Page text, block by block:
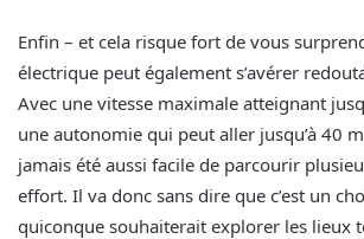
Enfin – et cela risque fort de vous
électrique peut également s’avérer
Avec une vitesse maximale atteignant
une autonomie qui peut aller jusqu’à 40
jamais été aussi facile de parcourir
effort. Il va donc sans dire que c’est un
quiconque souhaiterait explorer les lieux